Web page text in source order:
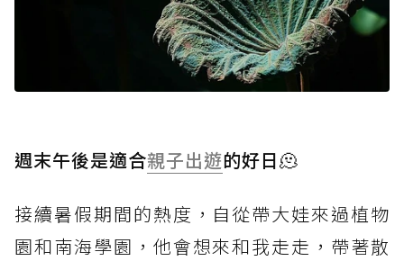
週末午後是適合親子出遊的好日🫠
接續暑假期間的熱度，自從帶大娃來過植物
園和南海學園，他會想來和我走走，帶著散